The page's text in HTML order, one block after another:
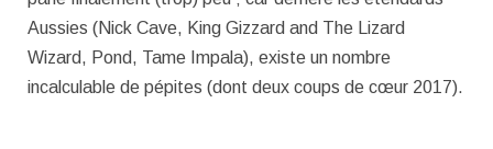
Aussies (Nick Cave, King Gizzard and The Lizard
Wizard, Pond, Tame Impala), existe un nombre
incalculable de pépites (dont deux coups de cœur 2017).